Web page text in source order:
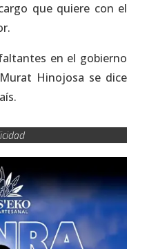
que quiere con el
en el gobierno
Hinojosa se dice